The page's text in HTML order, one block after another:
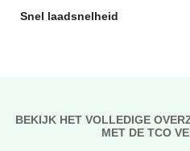
Snel laadsnelheid
BEKIJK HET VOLLEDIGE
MET DE TCO